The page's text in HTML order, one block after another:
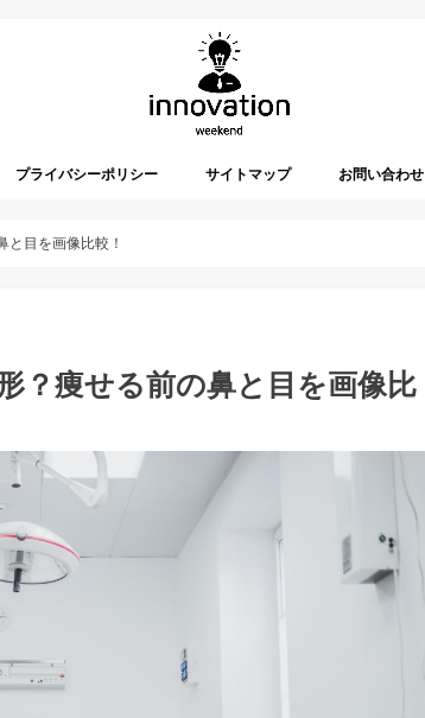
プライバシーポリシー サイトマップ お問い合わせ
と目を画像比較！
？痩せる前の鼻と目を画像比